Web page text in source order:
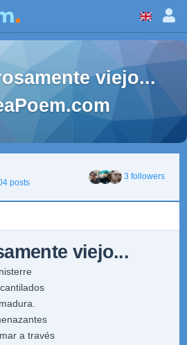
viejo...
posts
3 followers
viejo...
a través